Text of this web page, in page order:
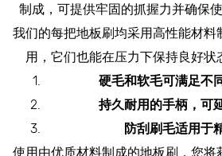
制成，可提供牢固的抓握力并确保
我们的每把地板刷均采用高性能材料
用，它们也能在压力下保持良好状
硬毛和软毛可满足不
持久耐用的手柄，可
防刮刷毛适用于
使用由优质材料制成的地板刷，您将